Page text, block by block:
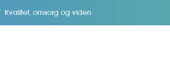
Kvalitet, omsorg og viden